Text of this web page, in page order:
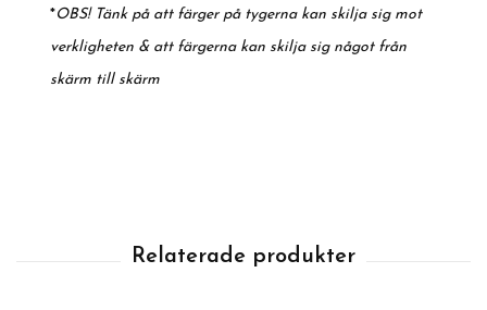
*OBS! Tänk på att färger på tygerna kan skilja sig mot
verkligheten & att färgerna kan skilja sig något från
skärm till skärm